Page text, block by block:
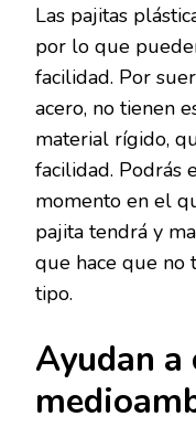
Las pajitas
por lo que
facilidad. Por
acero, no tienen
material rígido,
facilidad. Podrás
momento en el
pajita tendrá y
que hace que no
tipo.
Ayudan a